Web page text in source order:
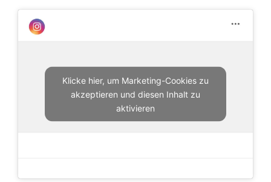
Klicke hier, um Marketing-Cookies zu
akzeptieren und diesen Inhalt zu
aktivieren